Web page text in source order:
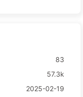
83
57.3k
2025-02-19